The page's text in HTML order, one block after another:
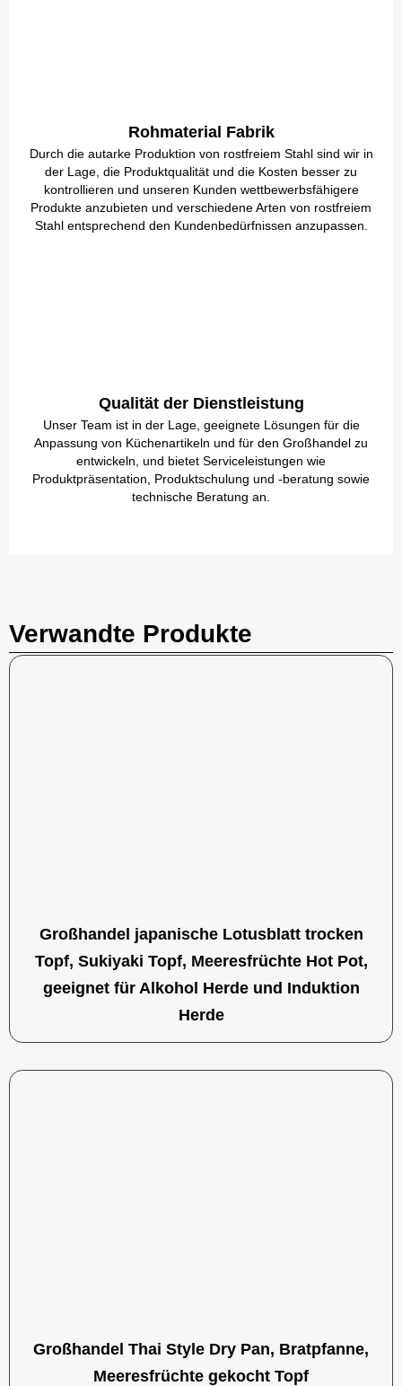
Rohmaterial Fabrik
Durch die autarke Produktion von rostfreiem Stahl sind wir in
der Lage, die Produktqualität und die Kosten besser zu
kontrollieren und unseren Kunden wettbewerbsfähigere
Produkte anzubieten und verschiedene Arten von rostfreiem
Stahl entsprechend den Kundenbedürfnissen anzupassen.
Qualität der Dienstleistung
Unser Team ist in der Lage, geeignete Lösungen für die
Anpassung von Küchenartikeln und für den Großhandel zu
entwickeln, und bietet Serviceleistungen wie
Produktpräsentation, Produktschulung und -beratung sowie
technische Beratung an.
Verwandte Produkte
Großhandel japanische Lotusblatt trocken
Topf, Sukiyaki Topf, Meeresfrüchte Hot Pot,
geeignet für Alkohol Herde und Induktion
Herde
Großhandel Thai Style Dry Pan, Bratpfanne,
Meeresfrüchte gekocht Topf